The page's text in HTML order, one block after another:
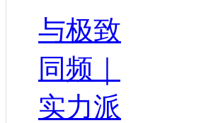
与极致
同频｜
实力派